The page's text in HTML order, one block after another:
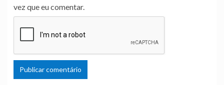
vez que eu comentar.